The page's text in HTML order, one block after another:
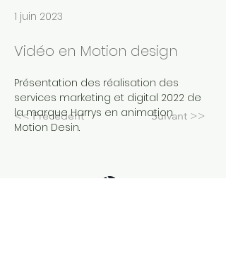
1 juin 2023
Vidéo en Motion design
<< Précédent Suivant >>
Présentation des réalisation des
services marketing et digital 2022 de
la marque Harrys en animation
Motion Desin.